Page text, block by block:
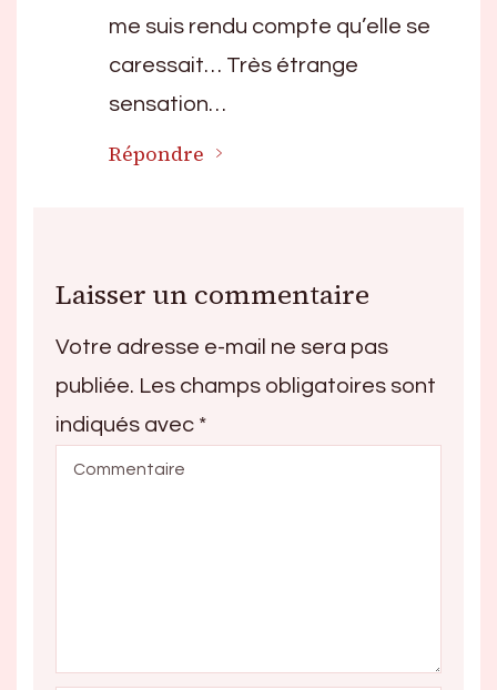
me suis rendu compte qu’elle se
caressait… Très étrange
sensation…
Répondre
Laisser un commentaire
Votre adresse e-mail ne sera pas
publiée. Les champs obligatoires sont
indiqués avec *